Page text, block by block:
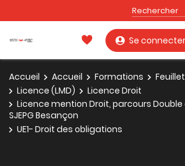
Se connecter
Accueil Accueil Formations
Licence (LMD)
Licence Droit
Licence mention Droit, parcours Double
SJEPG Besançon
UE1- Droit des obligations